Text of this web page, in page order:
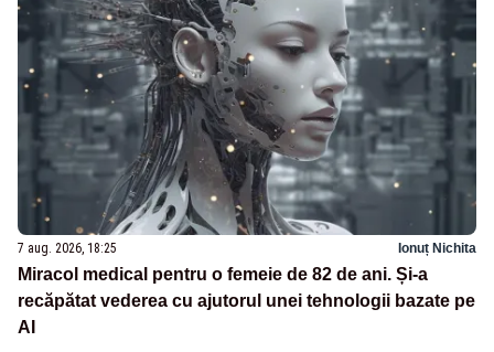
7 aug. 2026, 18:25 Ionuț Nichita
Miracol medical pentru o femeie de 82 de ani. Și-a
recăpătat vederea cu ajutorul unei tehnologii bazate pe
AI